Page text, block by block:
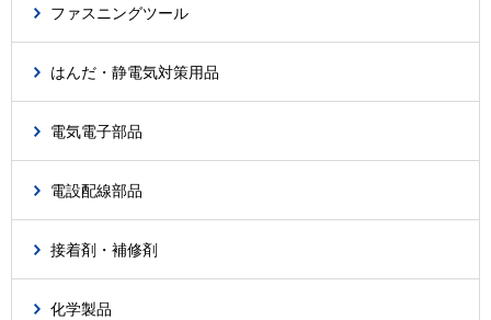
ファスニングツール
はんだ・静電気対策用品
電気電子部品
電設配線部品
接着剤・補修剤
化学製品